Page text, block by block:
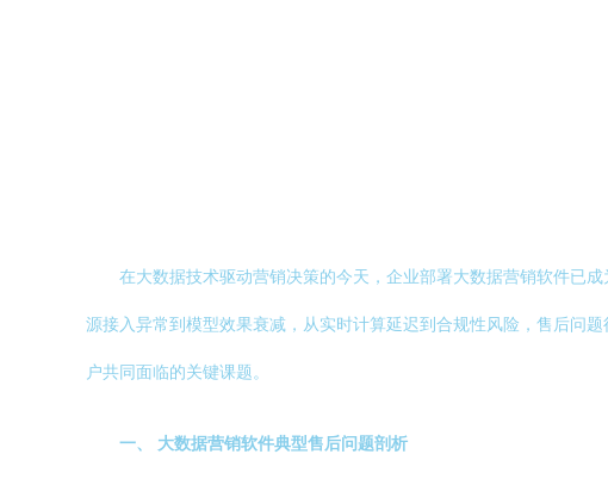
在大数据技术驱动营销决策的今天，企业部署大数据营销软件已
源接入异常到模型效果衰减，从实时计算延迟到合规性风险，售后问
户共同面临的关键课题。
一、 大数据营销软件典型售后问题剖析